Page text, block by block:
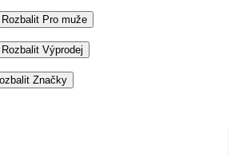
Rozbalit Pro muže
Rozbalit Výprodej
Značky